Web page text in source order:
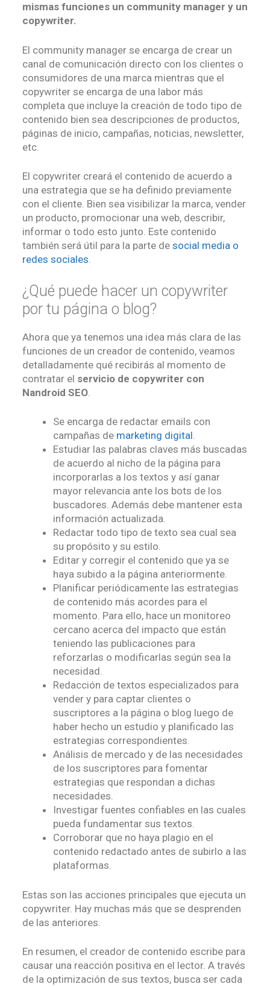
mismas funciones un community manager y un
copywriter.
El community manager se encarga de crear un
canal de comunicación directo con los clientes o
consumidores de una marca mientras que el
copywriter se encarga de una labor más
completa que incluye la creación de todo tipo de
contenido bien sea descripciones de productos,
páginas de inicio, campañas, noticias, newsletter,
etc.
El copywriter creará el contenido de acuerdo a
una estrategia que se ha definido previamente
con el cliente. Bien sea visibilizar la marca, vender
un producto, promocionar una web, describir,
informar o todo esto junto. Este contenido
también será útil para la parte de social media o
redes sociales.
¿Qué puede hacer un copywriter
por tu página o blog?
Ahora que ya tenemos una idea más clara de las
funciones de un creador de contenido, veamos
detalladamente qué recibirás al momento de
contratar el servicio de copywriter con
Nandroid SEO.
Se encarga de redactar emails con
campañas de marketing digital.
Estudiar las palabras claves más buscadas
de acuerdo al nicho de la página para
incorporarlas a los textos y así ganar
mayor relevancia ante los bots de los
buscadores. Además debe mantener esta
información actualizada.
Redactar todo tipo de texto sea cual sea
su propósito y su estilo.
Editar y corregir el contenido que ya se
haya subido a la página anteriormente.
Planificar periódicamente las estrategias
de contenido más acordes para el
momento. Para ello, hace un monitoreo
cercano acerca del impacto que están
teniendo las publicaciones para
reforzarlas o modificarlas según sea la
necesidad.
Redacción de textos especializados para
vender y para captar clientes o
suscriptores a la página o blog luego de
haber hecho un estudio y planificado las
estrategias correspondientes.
Análisis de mercado y de las necesidades
de los suscriptores para fomentar
estrategias que respondan a dichas
necesidades.
Investigar fuentes confiables en las cuales
pueda fundamentar sus textos.
Corroborar que no haya plagio en el
contenido redactado antes de subirlo a las
plataformas.
Estas son las acciones principales que ejecuta un
copywriter. Hay muchas más que se desprenden
de las anteriores.
En resumen, el creador de contenido escribe para
causar una reacción positiva en el lector. A través
de la optimización de sus textos, busca ser cada